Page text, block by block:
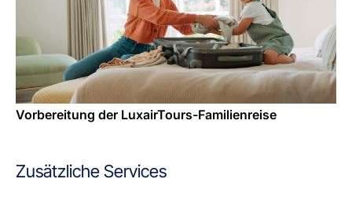
Vorbereitung der LuxairTours-Familienreise
Zusätzliche Services